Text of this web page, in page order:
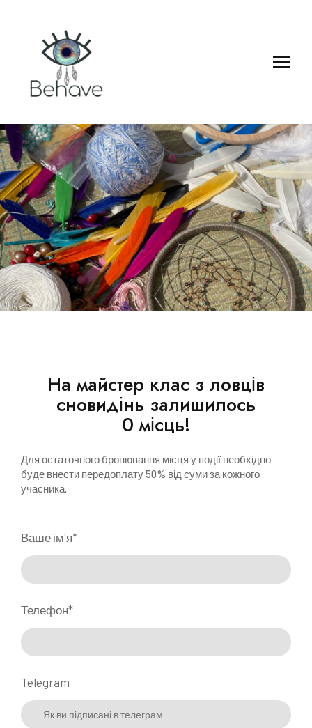
На майстер клас з ловців
сновидінь залишилось
0 місць!
Для остаточного бронювання місця у події необхідно
буде внести передоплату 50% від суми за кожного
учасника.
Ваше ім'я*
Телефон*
Telegram